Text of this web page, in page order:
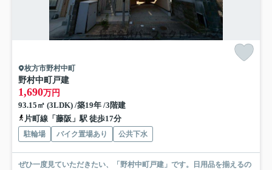
枚方市野村中町
野村中町戸建
1,690万円
93.15㎡ (3LDK) /築19年 /3階建
片町線「藤阪」駅 徒歩17分
駐輪場 バイク置場あり 公共下水
ぜひ一度見ていただきたい、「野村中町戸建」です。日用品を揃えるの